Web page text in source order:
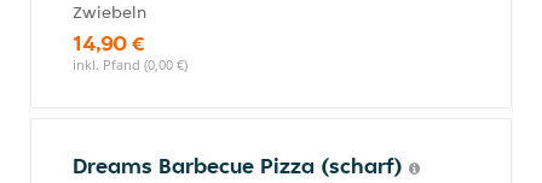
Zwiebeln
14,90 €
inkl. Pfand (0,00 €)
Dreams Barbecue Pizza (scharf)